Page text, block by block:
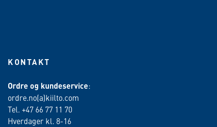
KONTAKT
Ordre og kundeservice:
ordre.no(a)kiilto.com
Tel. +47 66 77 11 70
Hverdager kl. 8-16